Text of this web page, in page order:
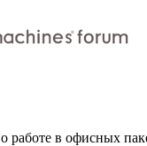
о работе в офисных